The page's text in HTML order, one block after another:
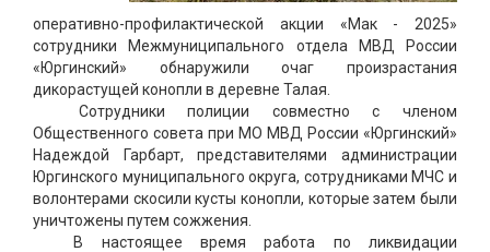
оперативно-профилактической акции «Мак - 2025»
сотрудники Межмуниципального отдела МВД России
«Юргинский» обнаружили очаг произрастания
дикорастущей конопли в деревне Талая.
Сотрудники полиции совместно с членом
Общественного совета при МО МВД России «Юргинский»
Надеждой Гарбарт, представителями администрации
Юргинского муниципального округа, сотрудниками МЧС и
волонтерами скосили кусты конопли, которые затем были
уничтожены путем сожжения.
В настоящее время работа по ликвидации